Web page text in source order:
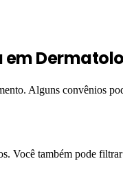
Alguns convênios
Você também pode